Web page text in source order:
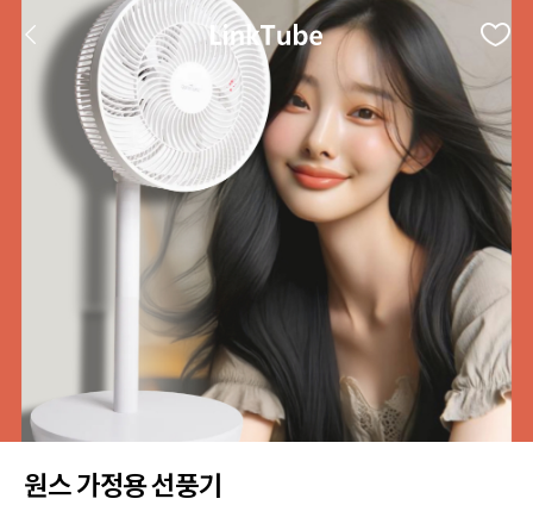
원스 가정용 선풍기